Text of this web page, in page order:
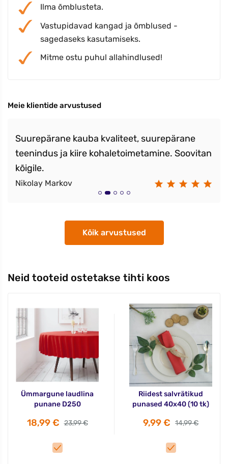
Ilma õmblusteta.
Vastupidavad kangad ja õmblused -
sagedaseks kasutamiseks.
Mitme ostu puhul allahindlused!
Meie klientide arvustused
Suurepärane kauba kvaliteet, suurepärane
teenindus ja kiire kohaletoimetamine. Soovitan
kõigile.
Nikolay Markov
Kõik arvustused
Neid tooteid ostetakse tihti koos
Ümmargune laudlina
punane D250
18,99 € 23,99 €
Riidest salvrätikud
punased 40x40 (10 tk)
9,99 € 14,99 €